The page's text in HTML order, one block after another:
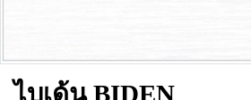
ไบเด้น BIDEN